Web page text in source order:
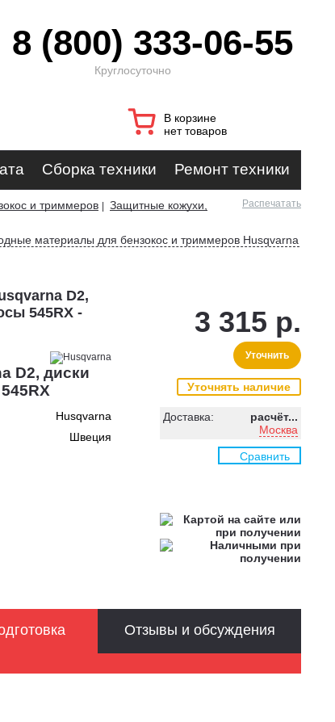
8 (800) 333-06-55
Круглосуточно
В корзине
нет товаров
Сборка техники Ремонт техники
и триммеров
Защитные кожухи,
Распечатать
материалы для бензокос и триммеров Husqvarna
D2,
545RX -
D2, диски
Husqvarna
Швеция
3 315 р.
Уточнить
Уточнять наличие
Доставка:
расчёт...
Москва
Сравнить
Отзывы и обсуждения